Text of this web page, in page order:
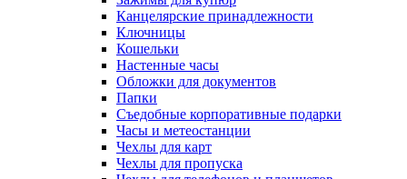
Канцелярские принадлежности
Ключницы
Кошельки
Настенные часы
Обложки для документов
Папки
Съедобные корпоративные подарки
Часы и метеостанции
Чехлы для карт
Чехлы для пропуска